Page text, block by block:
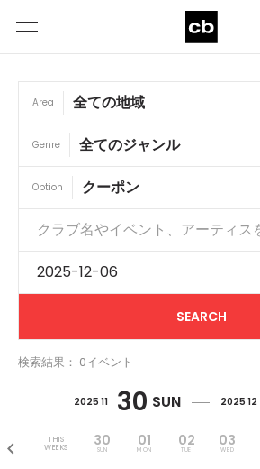
Area
Genre
Option
検索結果： 0イベント
2025 11 30 SUN 2025 12
THIS
WEEKS
30
SUN
01
MON
02
TUE
03
WED